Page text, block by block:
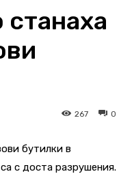
0
267
бутилки в
с доста разрушения.